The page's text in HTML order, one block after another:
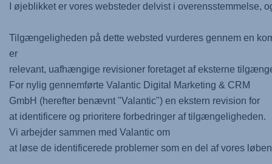
I øjeblikket er vores websteder delvist i
Tilgængeligheden på dette websted vurderes gennem en
er
relevant, uafhængige revisioner foretaget af eksterne
For nylig gennemførte Valantic Digital Marketing & CRM
GmbH (herefter benævnt "Valantic") en ekstern revision for
at identificere og prioritere forbedringer af tilgængeligheden.
Vi arbejder sammen med Valantic om
at løse de identificerede problemer som en del af vores